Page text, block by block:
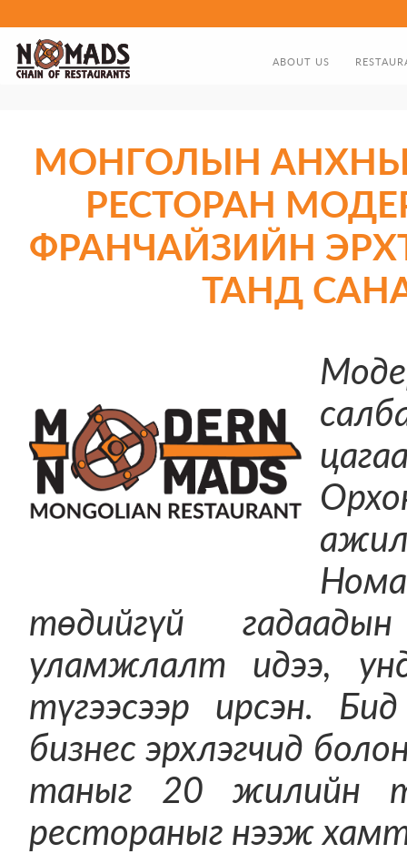
ABOUT US
NOMADS HISTORY
МОНГОЛЫН
РЕСТОРАН
ФРАНЧАЙЗИЙН
ТАНД
төдийгүй
уламжлалт идээ,
түгээсээр ирсэн.
бизнес эрхлэгчид
таныг 20 жилийн
рестораныг нээж